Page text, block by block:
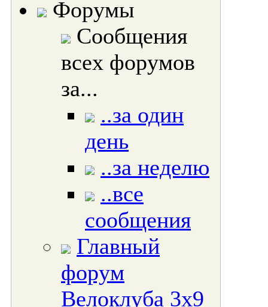
Форумы
Сообщения
всех форумов
за...
..за один
день
..за неделю
..все
сообщения
Главный
форум
Велоклуба 3х9